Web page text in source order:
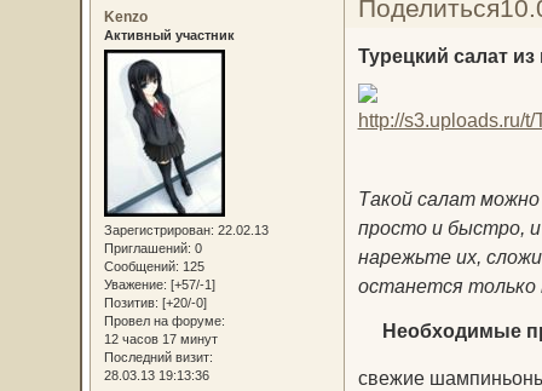
Поделиться
Kenzo
Активный участник
Зарегистрирован: 22.02.13
Приглашений: 0
Сообщений: 125
Уважение: [+57/-1]
Позитив: [+20/-0]
Провел на форуме:
12 часов 17 минут
Последний визит:
28.03.13 19:13:36
Турецкий салат
Такой салат
просто и быстро,
нарежьте их,
останется только
Необходимые
свежие